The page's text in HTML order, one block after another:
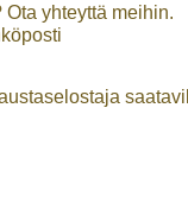
yhteyttä meihin.